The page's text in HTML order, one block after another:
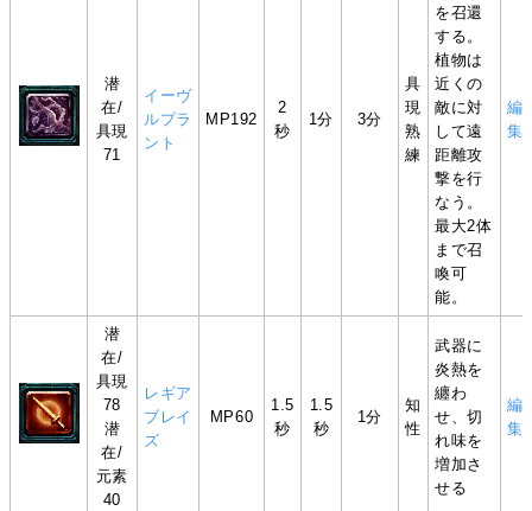
潜
在/
具現
71
イーヴ
ルプラ
ント
MP192
2
秒
1分 3分
具
現
熟
練
を召還
する。
植物は
近くの
敵に対
して遠
距離攻
撃を行
なう。
最大2体
まで召
喚可
能。
編
集
潜
在/
具現
78
潜
在/
元素
40
レギア
ブレイ
ズ
MP60
1.5
秒
1.5
秒
1分
知
性
武器に
炎熱を
纏わ
せ、切
れ味を
増加さ
せる
編
集